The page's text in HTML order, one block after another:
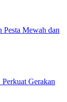
Pesta Mewah dan
Gerakan